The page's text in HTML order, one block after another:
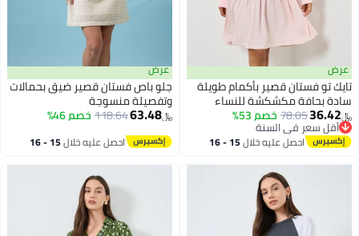
عرض
تايك تو فستان قصير بأكمام طويلة
سادة بحافة مكشكشة للنساء
﷼‏36.42
78.05خصم 53%
أقل سعر في السنة
أقل سعر في السنة
احصل عليه خلال 15 - 16
عرض
جلو باص فستان قصير ضيق بحمالات
وتفصيلة منسوجة
﷼‏63.48
118.64خصم 46%
احصل عليه خلال 15 - 16